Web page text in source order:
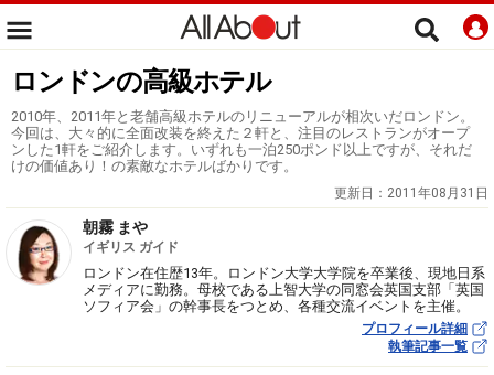
ロンドンの高級ホテル
2010年、2011年と老舗高級ホテルのリニューアルが相次いだロンドン。
今回は、大々的に全面改装を終えた２軒と、注目のレストランがオープ
ンした1軒をご紹介します。いずれも一泊250ポンド以上ですが、それだ
けの価値あり！の素敵なホテルばかりです。
更新日： 2011年08月31日
朝霧 まや
イギリス ガイド
ロンドン在住歴13年。ロンドン大学大学院を卒業後、現地日系
メディアに勤務。母校である上智大学の同窓会英国支部「英国
ソフィア会」の幹事長をつとめ、各種交流イベントを主催。
プロフィール詳細
執筆記事一覧